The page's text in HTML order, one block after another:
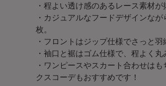
・程よい透け感のあるレース素材
・カジュアルなフードデザインな
枚。
・フロントはジップ仕様でさっと
・袖口と裾はゴム仕様で、程よく
・ワンピースやスカート合わせは
クスコーデもおすすめです！